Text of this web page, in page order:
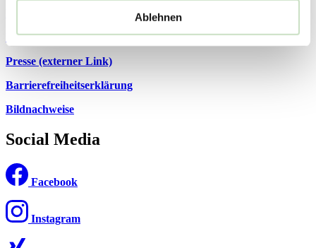
Ablehnen
Rechtliche Pflichtinformationen
Kontakt
Presse (externer Link)
Barrierefreiheitserklärung
Bildnachweise
Social Media
Facebook
Instagram